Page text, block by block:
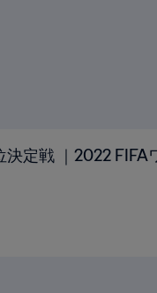
定戦 ｜2022 FIFA